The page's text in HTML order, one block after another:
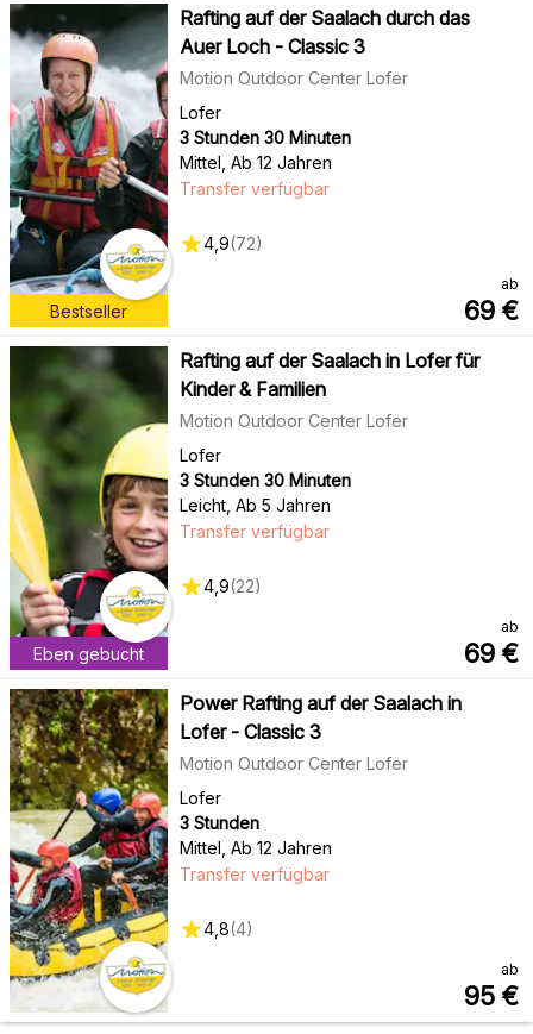
Bestseller
Rafting auf der Saalach durch das
Auer Loch - Classic 3
Motion Outdoor Center Lofer
Lofer
3 Stunden 30 Minuten
Mittel Ab 12 Jahren
Transfer verfügbar
4,9(72)
ab
69 €
Eben gebucht
Rafting auf der Saalach in Lofer für
Kinder & Familien
Motion Outdoor Center Lofer
Lofer
3 Stunden 30 Minuten
Leicht, Ab 5 Jahren
Transfer verfügbar
4,9(22)
ab
69 €
Power Rafting auf der Saalach in
Lofer - Classic 3
Motion Outdoor Center Lofer
Lofer
3 Stunden
Mittel Ab 12 Jahren
Transfer verfügbar
4,8(4)
ab
95 €